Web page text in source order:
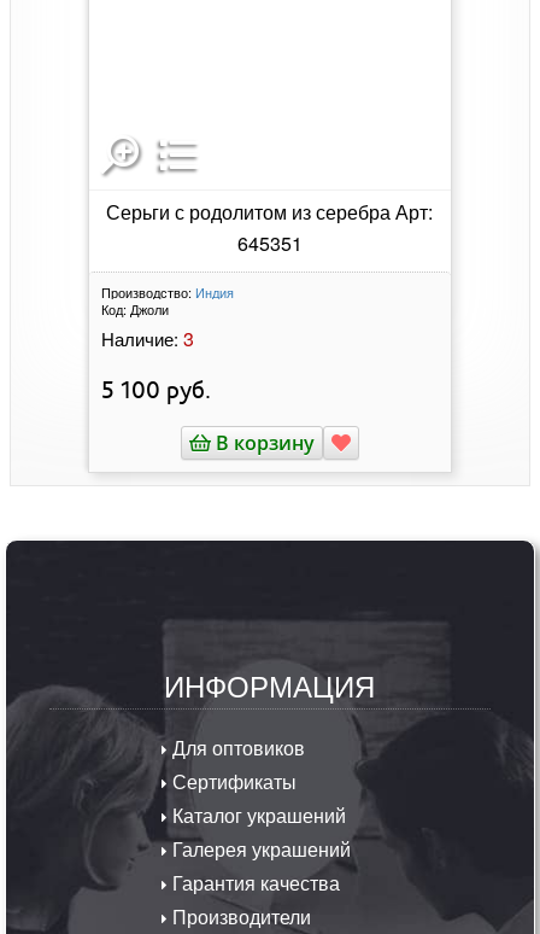
Серьги с родолитом из серебра Арт:
645351
Производство: Индия
Код: Джоли
Наличие: 3
5 100 руб.
В корзину
ИНФОРМАЦИЯ
Для оптовиков
Сертификаты
Каталог украшений
Галерея украшений
Гарантия качества
Производители